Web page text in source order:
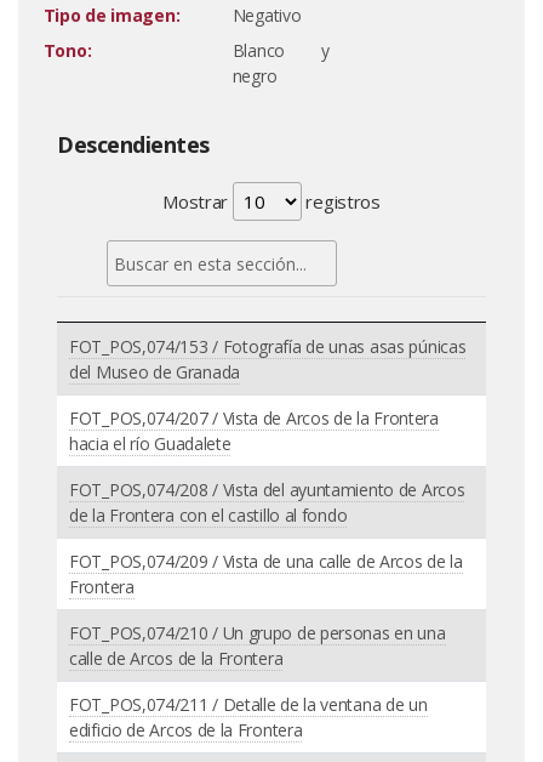
Tipo de imagen:
Negativo
Tono:
Blanco y
negro
Descendientes
Mostrar registros
FOT_POS,074/153 / Fotografía de unas asas púnicas
del Museo de Granada
FOT_POS,074/207 / Vista de Arcos de la Frontera
hacia el río Guadalete
FOT_POS,074/208 / Vista del ayuntamiento de Arcos
de la Frontera con el castillo al fondo
FOT_POS,074/209 / Vista de una calle de Arcos de la
Frontera
FOT_POS,074/210 / Un grupo de personas en una
calle de Arcos de la Frontera
FOT_POS,074/211 / Detalle de la ventana de un
edificio de Arcos de la Frontera